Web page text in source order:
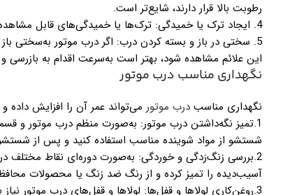
رطوبت بالا قرار دارند، شایع‌تر است.
4. ایجاد ترک یا خمیدگی: ترک‌ها یا خمیدگی‌های قابل مشاهده در سطح درب موتور می‌توانند ناشی از تصادفات، ضربه‌ها یا آسیب‌های دیگر باشند.
5. سختی در باز و بسته کردن درب: اگر درب موتور به‌سختی باز یا بسته می‌شود، ممکن است
این علائم مشاهده شود، بهتر است به‌سرعت اقدام به
نگهداری مناسب درب موتور
نگهداری مناسب درب موتور می‌تواند عمر آن را افزایش داده
1.تمیز نگه‌داشتن درب موتور: به‌صورت منظم درب موتور و
شستشو از مواد شوینده مناسب استفاده کنید و پس از
2.بررسی زنگ‌زدگی و خوردگی: به‌صورت دوره‌ای نقاط مختلف
آسیب‌دیده را تمیز کرده و از رنگ ضد زنگ یا محصولات محافظ
3.روغن‌کاری لولاها و قفل‌ها: لولاها و قفل‌های درب موتور